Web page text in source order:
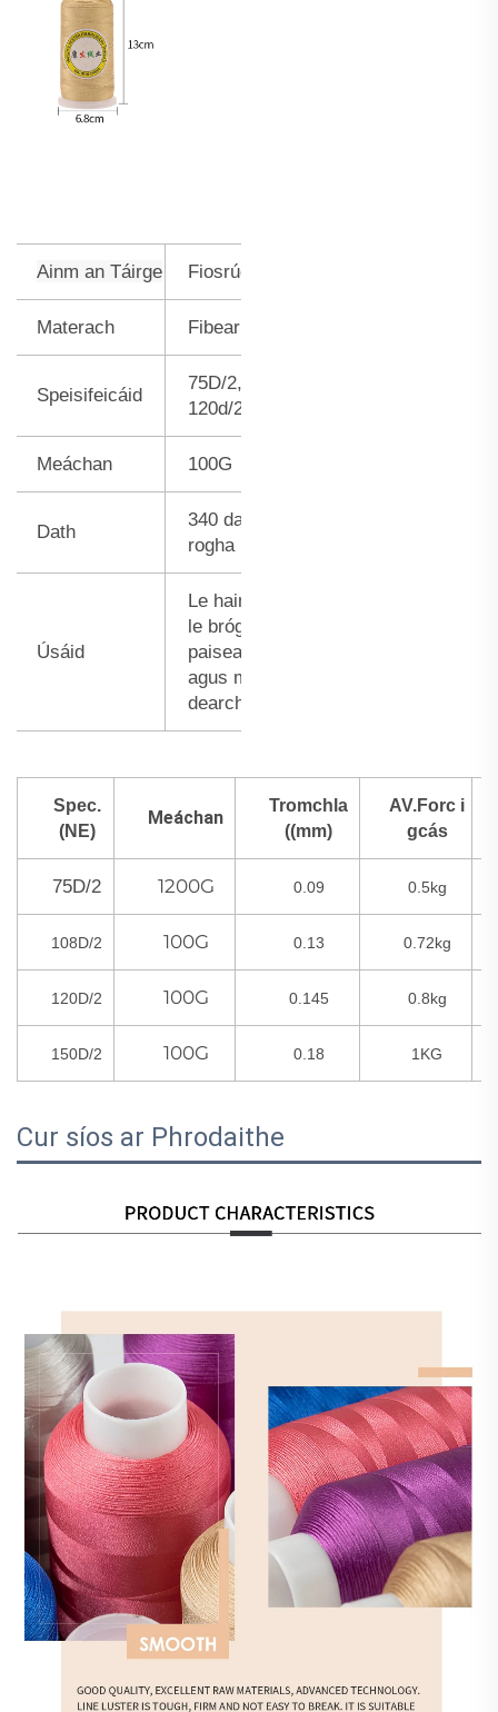
Ainm an Táirge Fiosrúchán dath
Materach Fibear poléistéar
Speisifeicáid
75D/2, 108d/2,
120d/2, 150d/2
Meáchan 100G
Dath
340 dath chun do
rogha
Úsáid
Le hainneoin cosúil
le bróga, hataí,
paiseanna, codladh
agus míreanna
dearchonaíocha...
Spec.
(NE)
Meáchan
Tromchla
((mm)
AV.Forc i
gcás
75D/2 1200G 0.09 0.5kg
108D/2 100G 0.13 0.72kg
120D/2 100G 0.145 0.8kg
150D/2 100G 0.18 1KG
Cur síos ar Phrodaithe